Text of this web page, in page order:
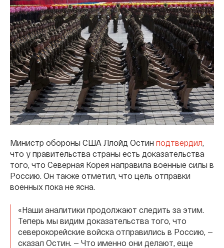
Министр обороны США Ллойд Остин подтвердил,
что у правительства страны есть доказательства
того, что Северная Корея направила военные силы в
Россию. Он также отметил, что цель отправки
военных пока не ясна.
«Наши аналитики продолжают следить за этим.
Теперь мы видим доказательства того, что
северокорейские войска отправились в Россию, —
сказал Остин. — Что именно они делают, еще